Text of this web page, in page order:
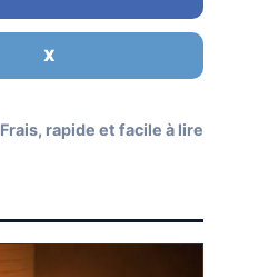
X
Frais, rapide et facile à lire